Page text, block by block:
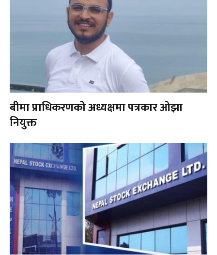
बीमा प्राधिकरणको अध्यक्षमा पत्रकार ओझा
नियुक्त